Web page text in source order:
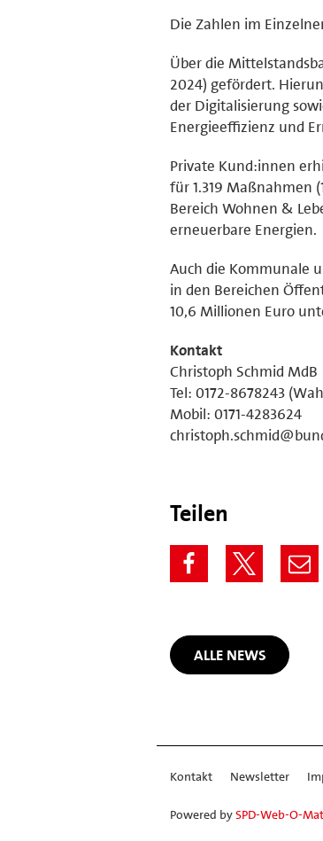
Die Zahlen im
Über die
2024) gefördert.
der Digitalisierung
Energieeffizienz und
Private Kund:innen
für 1.319 Maßnahmen
Bereich Wohnen &
erneuerbare Energien.
Auch die Kommunale
in den Bereichen
10,6 Millionen Euro
Kontakt
Christoph Schmid MdB
Tel: 0172-8678243
Mobil: 0171-4283624
Teilen
ALLE NEWS
Kontakt Newsletter
Powered bySPD-Web-O-Mat